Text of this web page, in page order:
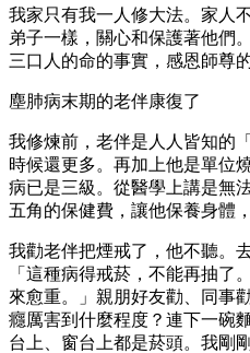
我家只有我一人修大法。家人
弟子一樣，關心和保護著他們
三口人的命的事實，感恩師尊
塵肺病末期的老伴康復了
我修煉前，老伴是人人皆知的
時候還更多。再加上他是單位
病已是三級。從醫學上講是無
五角的保健費，讓他保養身體
我勸老伴把煙戒了，他不聽。
「這種病得戒菸，不能再抽了
來愈重。」親朋好友勸、同事
癮厲害到什麼程度？連下一碗
台上、窗台上都是菸頭。我剛